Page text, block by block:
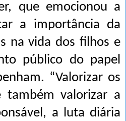
que emocionou a
a importância da
na vida dos filhos e
público do papel
“Valorizar os
também valorizar a
a luta diária